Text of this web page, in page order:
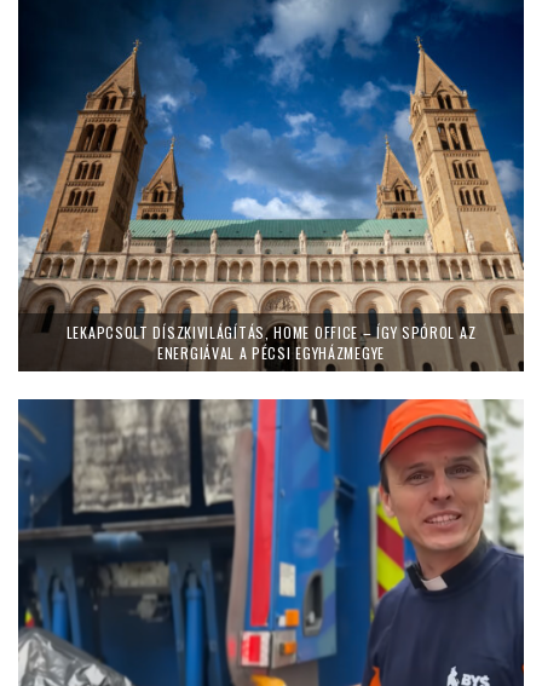
LEKAPCSOLT DÍSZKIVILÁGÍTÁS, HOME OFFICE – ÍGY SPÓROL AZ
ENERGIÁVAL A PÉCSI EGYHÁZMEGYE